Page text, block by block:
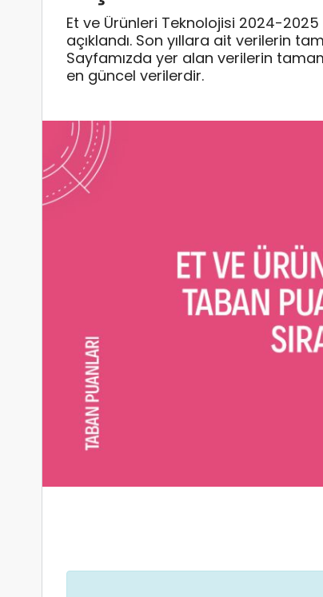
Et ve Ürünleri Teknolojisi 2024-
açıklandı. Son yıllara ait verilerin
Sayfamızda yer alan verilerin
en güncel verilerdir.